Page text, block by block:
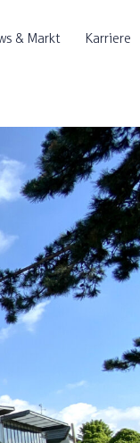
& Markt Karriere